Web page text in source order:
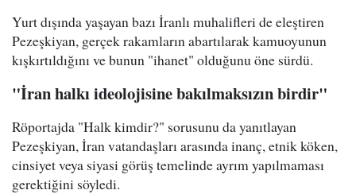
Yurt dışında yaşayan bazı İranlı muhalifleri de eleştiren
Pezeşkiyan, gerçek rakamların abartılarak kamuoyunun
kışkırtıldığını ve bunun "ihanet" olduğunu öne sürdü.
"İran halkı ideolojisine bakılmaksızın birdir"
Röportajda "Halk kimdir?" sorusunu da yanıtlayan
Pezeşkiyan, İran vatandaşları arasında inanç, etnik köken,
cinsiyet veya siyasi görüş temelinde ayrım yapılmaması
gerektiğini söyledi.